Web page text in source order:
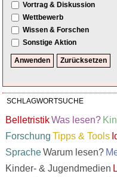
Vortrag & Diskussion
Wettbewerb
Wissen & Forschen
Sonstige Aktion
SCHLAGWORTSUCHE
Belletristik Was lesen?
Forschung Tipps & Tools
Sprache Warum lesen?
Kinder- & Jugendmedien